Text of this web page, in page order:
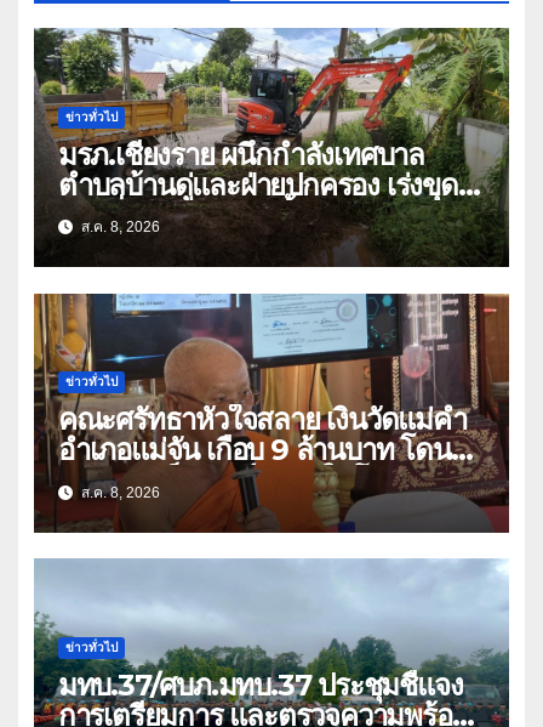
ข่าวทั่วไป
มรภ.เชียงราย ผนึกกำลังเทศบาล
ตำบลบ้านดู่และฝ่ายปกครอง เร่งขุด
ลอกสิ่งกีดขวางทางน้ำ ป้องกันและลด
ปัญหาน้ำท่วม
ส.ค. 8, 2026
ข่าวทั่วไป
คณะศรัทธาหัวใจสลาย เงินวัดแม่คำ
อำเภอแม่จัน เกือบ 9 ล้านบาท โดน
แก๊งคอลเซ็นเตอร์หลอกให้โอนข้ามปีก
ว่า 66 บัญชี
ส.ค. 8, 2026
ข่าวทั่วไป
มทบ.37/ศบภ.มทบ.37 ประชุมชี้แจง
การเตรียมการ และตรวจความพร้อม